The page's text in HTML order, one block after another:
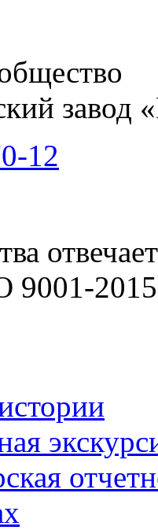
завод
12
отвечает
9001-2015